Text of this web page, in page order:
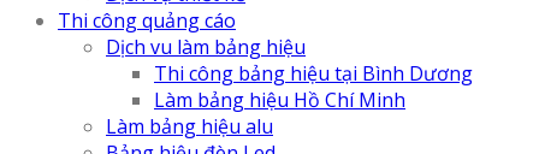
Thi công quảng cáo
Dịch vu làm bảng hiệu
Thi công bảng hiệu tại Bình Dương
Làm bảng hiệu Hồ Chí Minh
Làm bảng hiệu alu